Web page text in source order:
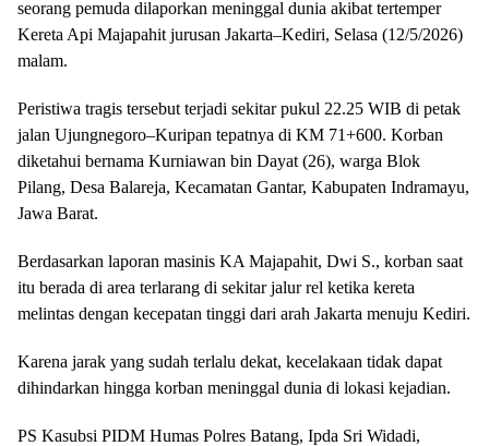
seorang pemuda dilaporkan meninggal dunia akibat tertemper
Kereta Api Majapahit jurusan Jakarta–Kediri, Selasa (12/5/2026)
malam.
Peristiwa tragis tersebut terjadi sekitar pukul 22.25 WIB di petak
jalan Ujungnegoro–Kuripan tepatnya di KM 71+600. Korban
diketahui bernama Kurniawan bin Dayat (26), warga Blok
Pilang, Desa Balareja, Kecamatan Gantar, Kabupaten Indramayu,
Jawa Barat.
Berdasarkan laporan masinis KA Majapahit, Dwi S., korban saat
itu berada di area terlarang di sekitar jalur rel ketika kereta
melintas dengan kecepatan tinggi dari arah Jakarta menuju Kediri.
Karena jarak yang sudah terlalu dekat, kecelakaan tidak dapat
dihindarkan hingga korban meninggal dunia di lokasi kejadian.
PS Kasubsi PIDM Humas Polres Batang, Ipda Sri Widadi,